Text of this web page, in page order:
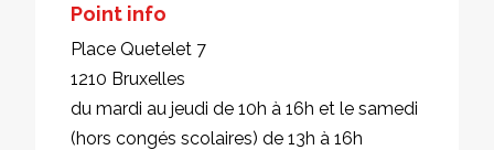
Point info
Place Quetelet 7
1210 Bruxelles
du mardi au jeudi de 10h à 16h et le samedi
(hors congés scolaires) de 13h à 16h